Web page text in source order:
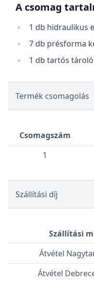
A csomag
1 db hidraulikus
7 db présforma
1 db tartós
Termék csomagolás
Csomagszám
1
Szállítási díj
Szállítási
Átvétel
Átvétel